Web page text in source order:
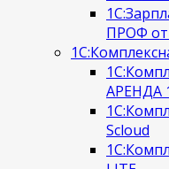
ПРОФ от
АРЕНДА
Scloud